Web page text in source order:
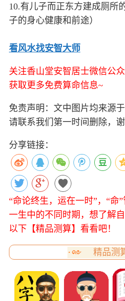
10.有儿子而正东方建成厕所
子的身心健康和前途）
看风水找安智大师
关注香山堂安智居士微信公众
获取更多免费算命信息~
免责声明：文中图片均来源
请联系我们第一时间删除，谢
分享链接：
“命论终生，运在一时”，“命
一生中的不同时期，想了解
以下【精品测算】看看吧！
精品测